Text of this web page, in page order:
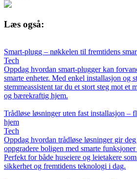
Læs også:
Smart-plugg – nøkkelen til fremtidens
Tech
Oppdag hvordan smart-plugger kan
smarte enheter. Med enkel installasjon og
stemmeassistent tar du et stort steg mot et
og bærekraftig hjem.
Trådløse løsninger uten fast installasjon –
hjem
Tech
Oppdag hvordan trådløse løsninger gir
oppgradere boligen med smarte
Perfekt for både huseiere og leietakere
sikkerhet og fremtidens teknologi i dag.